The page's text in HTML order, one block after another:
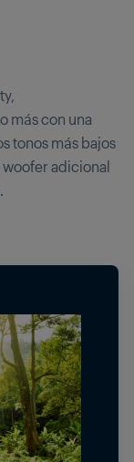
más con una
tonos más bajos
adicional